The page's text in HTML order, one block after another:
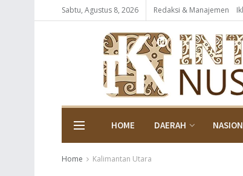
Sabtu, Agustus 8, 2026 Redaksi & Manajemen
HOME DAERAH
Home Kalimantan Utara